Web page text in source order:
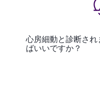
心房細動と診断さ
ばい